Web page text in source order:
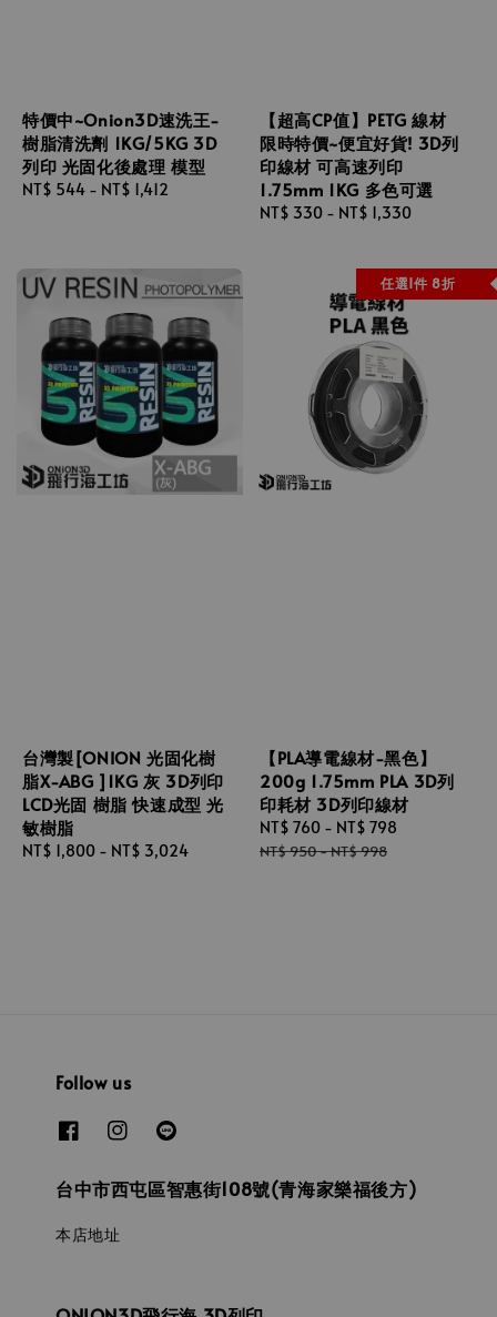
特價中~Onion3D速洗王-
樹脂清洗劑 1KG/5KG 3D
列印 光固化後處理 模型
Regular
NT$ 544 - NT$ 1,412
【超高CP值】PETG 線材
限時特價~便宜好貨! 3D列
印線材 可高速列印
1.75mm 1KG 多色可選
Regular
NT$ 330 - NT$ 1,330
台灣製[ONION 光固化樹
脂X-ABG ]1KG 灰 3D列印
LCD光固 樹脂 快速成型 光
敏樹脂
Regular
NT$ 1,800 - NT$ 3,024
任選1件 8折
【PLA導電線材-黑色】
200g 1.75mm PLA 3D列
印耗材 3D列印線材
Sale
price
NT$ 760 - NT$ 798
NT$ 950-NT$ 998
Follow us
台中市西屯區智惠街108號(青海家樂福後方)
本店地址